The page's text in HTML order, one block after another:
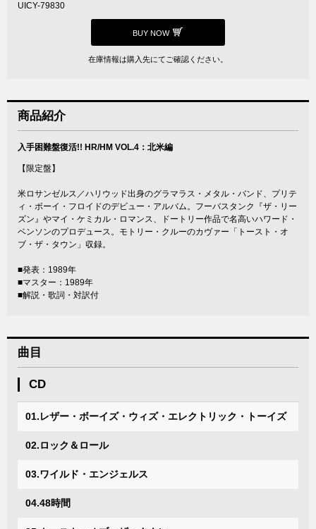
UICY-79830
BUY NOW
在庫情報は購入先にてご確認ください。
商品紹介
入手困難盤復活!! HR/HM VOL.4：北米編
【限定盤】
米ロサンゼルス／ハリウッド出身のグラマラス・メタル・バンド、プリテ
ィ・ボーイ・フロイドのデビュー・アルバム。フーバスタンク『ザ・リー
ズン』やマイ・ケミカル・ロマンス、ドートリー作品で名高いハワード・
ベンソンのプロデュース。モトリー・クルーのカヴァー「トースト・オ
ブ・ザ・タウン」収録。
■発表：1989年
■マスター：1989年
■解説・歌詞・対訳付
曲目
CD
01.レザー・ボーイズ・ウィズ・エレクトリック・トーイズ
02.ロック＆ロール
03.ワイルド・エンジェルス
04.48時間